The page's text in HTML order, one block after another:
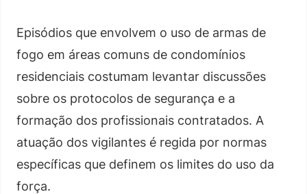
Episódios que envolvem o uso de armas de
fogo em áreas comuns de condomínios
residenciais costumam levantar discussões
sobre os protocolos de segurança e a
formação dos profissionais contratados. A
atuação dos vigilantes é regida por normas
específicas que definem os limites do uso da
força.